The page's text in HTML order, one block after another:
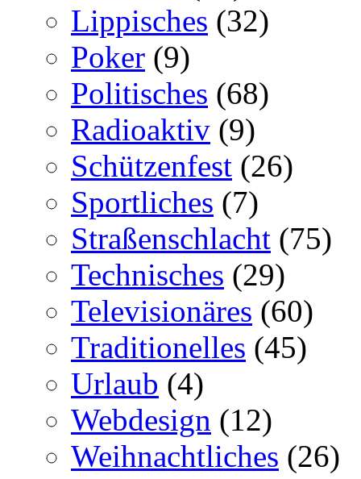
Lippisches (32)
Poker (9)
Politisches (68)
Radioaktiv (9)
Schützenfest (26)
Sportliches (7)
Straßenschlacht (75)
Technisches (29)
Televisionäres (60)
Traditionelles (45)
Urlaub (4)
Webdesign (12)
Weihnachtliches (26)